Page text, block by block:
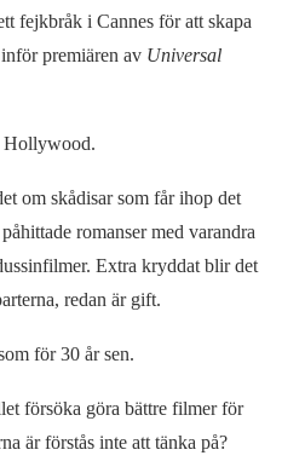
fejkbråk i Cannes för att skapa
premiären av Universal
Hollywood.
om skådisar som får ihop det
romanser med varandra
Extra kryddat blir det
redan är gift.
för 30 år sen.
försöka göra bättre filmer för
är förstås inte att tänka på?